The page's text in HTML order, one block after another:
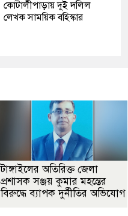
কোটালীপাড়ায় দুই দলিল
লেখক সাময়িক বহিস্কার
টাঙ্গাইলের অতিরিক্ত জেলা
প্রশাসক সঞ্জয় কুমার মহন্তের
বিরুদ্ধে ব্যাপক দুর্নীতির অভিযোগ